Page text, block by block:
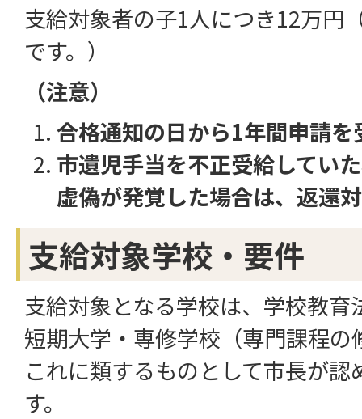
支給対象者の子1人につき12万円
です。）
（注意）
合格通知の日から1年間申請を
市遺児手当を不正受給してい
虚偽が発覚した場合は、返還
支給対象学校・要件
支給対象となる学校は、学校教
短期大学・専修学校（専門課程
これに類するものとして市長が認
す。